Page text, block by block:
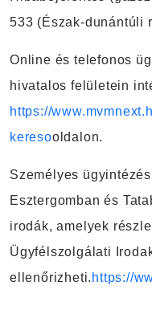
533 (Észak-dunántúli
Online és telefonos
hivatalos felületein
https://
keresooldalon.
Személyes ügyintézés
Esztergomban és
irodák, amelyek
Ügyfélszolgálati
ellenőrizheti. https://